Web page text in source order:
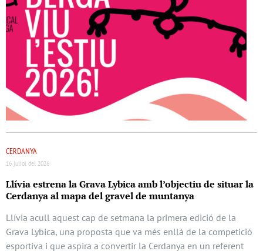
CERDANYA
16 juliol del 2026
Llívia estrena la Grava Lybica amb l’objectiu de situar la
Cerdanya al mapa del gravel de muntanya
Llívia acull aquest cap de setmana la primera edició de la
Grava Lybica, una proposta que va més enllà de la competició
esportiva i que aspira a convertir la Cerdanya en un referent